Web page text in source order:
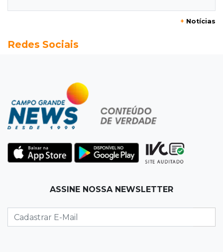
opções com 48% de desconto
Fonte gigante fez supermercado em 1973 virar
passeio campo-grandense
07:49Copa Pelezinho
jogos neste sábado
Muita gente já passou a madrugada dentro da
+ Notícias
Redes Sociais
ASSINE NOSSA NEWSLETTER